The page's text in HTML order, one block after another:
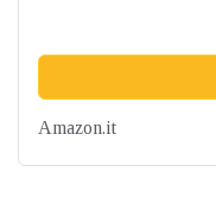
Amazon.it